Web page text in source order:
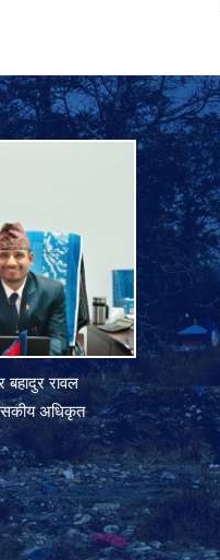
बहादुर रावल
अधिकृत